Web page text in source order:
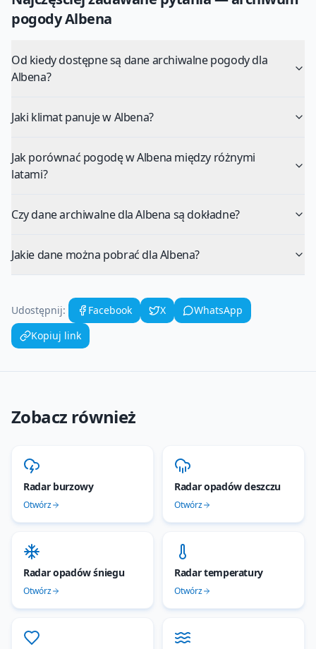
pogodyAlbena
Od kiedy dostępne są dane archiwalne pogody dla
Albena?
Jaki klimat panuje w Albena?
Jak porównać pogodę w Albena między różnymi
latami?
Czy dane archiwalne dla Albena są dokładne?
Jakie dane można pobrać dla Albena?
Udostępnij: Facebook X
WhatsApp
Kopiuj link
Zobacz również
Radar burzowy
Otwórz
Radar opadów deszczu
Otwórz
Radar opadów śniegu
Otwórz
Radar temperatury
Otwórz